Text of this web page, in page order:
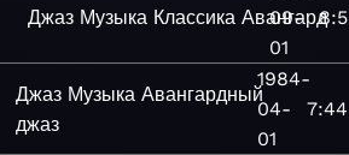
Джаз Музыка Классика Авангард
09-
01
8:5
Джаз Музыка Авангардный
джаз
1984-
04-
01
7:44